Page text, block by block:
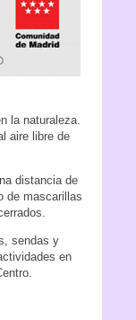
la naturaleza.
aire libre de
distancia de
de mascarillas
sendas y
en